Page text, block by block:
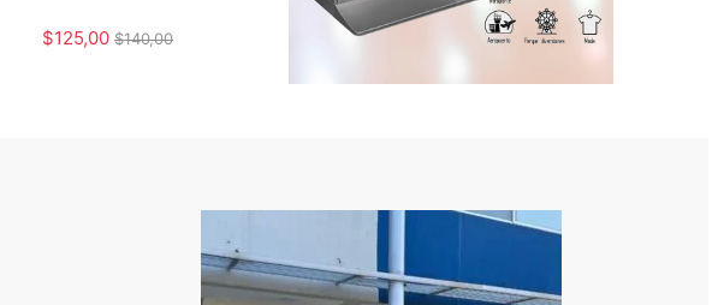
$125,00 $140,00